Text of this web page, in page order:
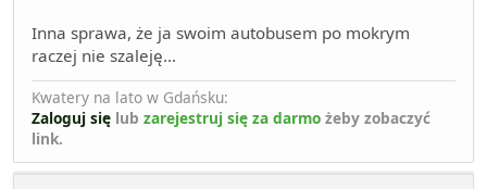
Inna sprawa, że ja swoim autobusem po mokrym
raczej nie szaleję...
Kwatery na lato w Gdańsku:
Zaloguj się lub zarejestruj się za darmo żeby zobaczyć
link.